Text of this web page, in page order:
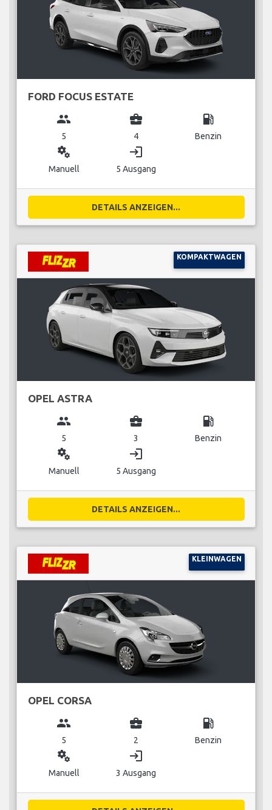
FORD FOCUS ESTATE
group
5
business_center
4
local_gas_station
Benzin
miscellaneous_services
Manuell
login
5 Ausgang
DETAILS ANZEIGEN...
KOMPAKTWAGEN
OPEL ASTRA
group
5
business_center
3
local_gas_station
Benzin
miscellaneous_services
Manuell
login
5 Ausgang
DETAILS ANZEIGEN...
KLEINWAGEN
OPEL CORSA
group
5
business_center
2
local_gas_station
Benzin
miscellaneous_services
Manuell
login
3 Ausgang